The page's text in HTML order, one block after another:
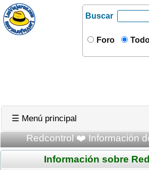
Buscar
Foro
☰ Menú principal
Redcontrol ❤️ Información
Información sobre